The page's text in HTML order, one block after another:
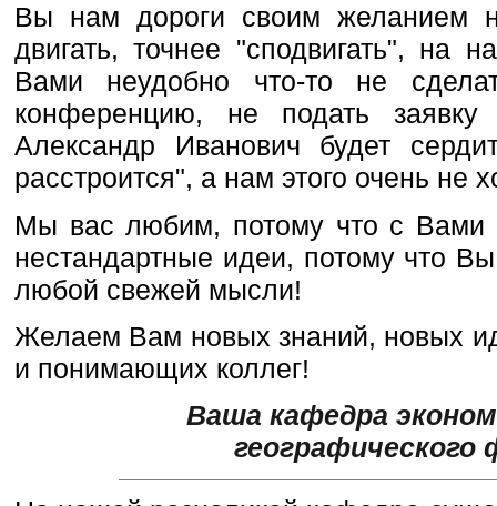
Вы нам дороги своим желанием
двигать, точнее "сподвигать", на
Вами неудобно что-то не
конференцию, не подать
Александр Иванович будет
расстроится", а нам этого очень не
Мы вас любим, потому что с Вами
нестандартные идеи, потому что
любой свежей мысли!
Желаем Вам новых знаний, новых
и понимающих коллег!
Ваша кафедра